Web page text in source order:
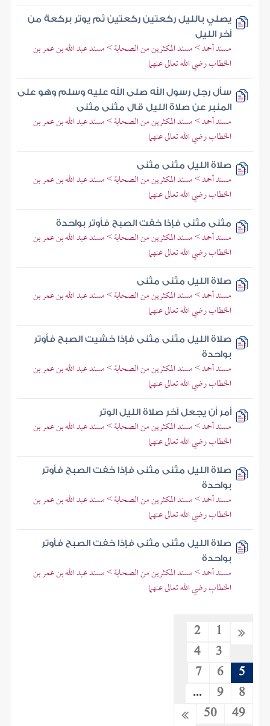
يصلي بالليل ركعتين ركعتين ثم يوتر بركعة من
آخر الليل
مسند أحمد > مسند المكثرين من الصحابة > مسند عبد الله بن عمر بن
الخطاب رضي الله تعالى عنهما
سأل رجل رسول الله صلى الله عليه وسلم وهو على
المنبر عن صلاة الليل قال مثنى مثنى
مسند أحمد > مسند المكثرين من الصحابة > مسند عبد الله بن عمر بن
الخطاب رضي الله تعالى عنهما
صلاة الليل مثنى مثنى
مسند أحمد > مسند المكثرين من الصحابة > مسند عبد الله بن عمر بن
الخطاب رضي الله تعالى عنهما
مثنى مثنى فإذا خفت الصبح فأوتر بواحدة
مسند أحمد > مسند المكثرين من الصحابة > مسند عبد الله بن عمر بن
الخطاب رضي الله تعالى عنهما
صلاة الليل مثنى مثنى
مسند أحمد > مسند المكثرين من الصحابة > مسند عبد الله بن عمر بن
الخطاب رضي الله تعالى عنهما
صلاة الليل مثنى مثنى فإذا خشيت الصبح فأوتر
بواحدة
مسند أحمد > مسند المكثرين من الصحابة > مسند عبد الله بن عمر بن
الخطاب رضي الله تعالى عنهما
أمر أن يجعل آخر صلاة الليل الوتر
مسند أحمد > مسند المكثرين من الصحابة > مسند عبد الله بن عمر بن
الخطاب رضي الله تعالى عنهما
صلاة الليل مثنى مثنى فإذا خفت الصبح فأوتر
بواحدة
مسند أحمد > مسند المكثرين من الصحابة > مسند عبد الله بن عمر بن
الخطاب رضي الله تعالى عنهما
صلاة الليل مثنى مثنى فإذا خفت الصبح فأوتر
بواحدة
مسند أحمد > مسند المكثرين من الصحابة > مسند عبد الله بن عمر بن
الخطاب رضي الله تعالى عنهما
1
2
3
4
5
6
7
8
9
...
49
50